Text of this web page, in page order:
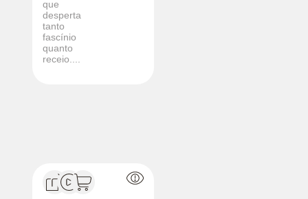
que
desperta
tanto
fascínio
quanto
receio....